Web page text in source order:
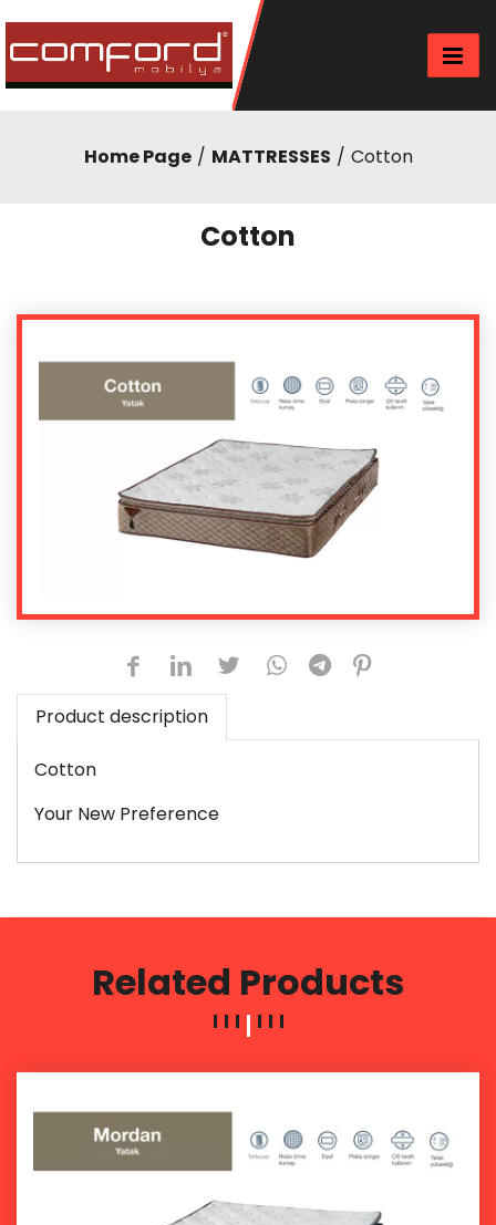
Home Page MATTRESSES Cotton
Cotton
Product description
Cotton
Your New Preference
Related Products